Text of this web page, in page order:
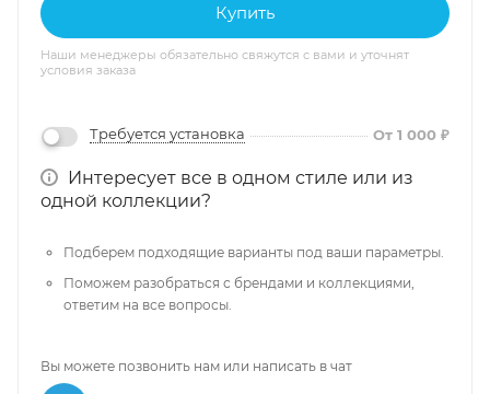
Купить
Наши менеджеры обязательно свяжутся с вами и уточнят
условия заказа
Требуется установка От 1 000 ₽
Интересует все в одном стиле или из
одной коллекции?
Подберем подходящие варианты под ваши параметры.
Поможем разобраться с брендами и коллекциями,
ответим на все вопросы.
Вы можете позвонить нам или написать в чат